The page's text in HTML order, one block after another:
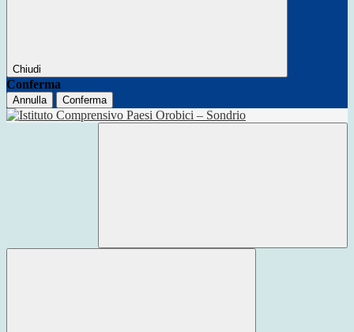
Chiudi
Conferma
Annulla Conferma